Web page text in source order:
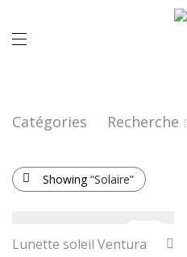
Catégories Recherche
Showing“Solaire”
Lunette soleil Ventura